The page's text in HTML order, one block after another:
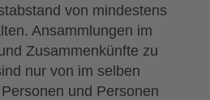
von mindestens
Ansammlungen im
Zusammenkünfte zu
nur von im selben
und Personen